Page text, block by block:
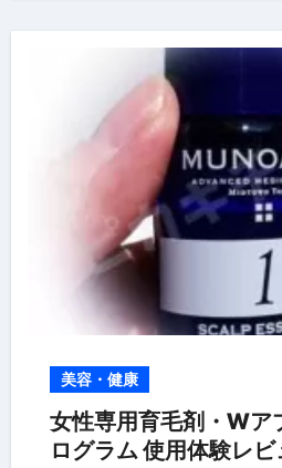
美容・健康
女性専用育毛剤・Wア
ログラム 使用体験レビ